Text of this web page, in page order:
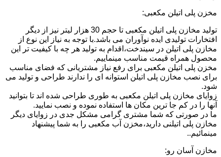
مخزن پلی اتیلن مکعبی:
تولید مخازن پلی اتیلن مکعبی تا حجم 30 هزار لیتر نیز از دیگر
افتخارات تولیدی ایده نوآوران می باشد.با توجه به نیاز این نوع از
مخازن پلی اتیلن در سیندخت،اقدام به تولید هر چه با کیفیت تر این
محصول همراه قیمت مناسب مینماییم.
مخزن پلی اتیلن مکعبی برای رفع نیاز مشتریانی که فضای مناسب
برای نصب مخازن پلی اتیلن استوانه ای را ندارند طراحی و تولید می
شود.
زوایای مخازن پلی اتیلن مکعبی به طوری طراحی شده اند تا بتوانید
آنها را در کم جا ترین مکان ها استفاده نموده و نصب نمایید.
ما در صورتی که شما مشتری گرامی مشکل جدی در زوایای دیگر
مخازن پلی اتیلنی دارید،مخزن آب مکعبی را به شما پیشنهاد
مینمائیم..
مخازن آسان رو: